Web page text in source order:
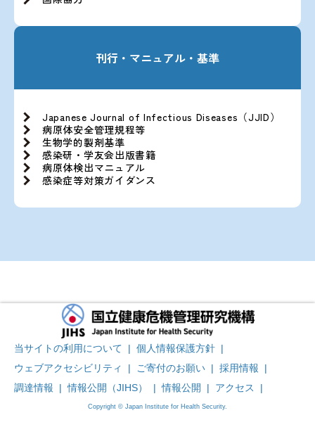
刊行・マニュアル・基準
Japanese Journal of Infectious Diseases（JJID）
病原体安全管理規程等
生物学的製剤基準
感染研・学友会出版書籍
病原体検出マニュアル
感染症等対策ガイダンス
当サイトの利用について | 個人情報保護方針 |
ウェブアクセシビリティ
| ご寄付のお願い | 採用情報
|
調達情報
| 情報公開（JIHS） | 情報公開 | アクセス |
Copyright © Japan Institute for Health Security.